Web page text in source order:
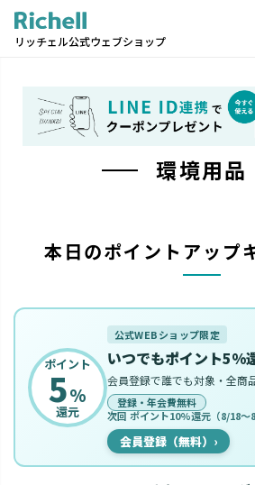
リッチェル公式ウェブショップ
検索
環境用品
本日のポイントアップ
ポイント
5%
還元
公式WEBショップ限定
いつでもポイント5%
会員登録で誰でも対象・全商
登録・年会費無料
次回 ポイント10%還元（8/18〜
会員登録（無料） ›